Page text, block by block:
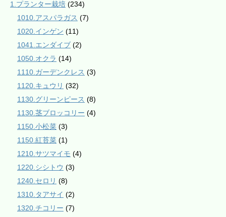
1.プランター栽培 (234)
1010.アスパラガス (7)
1020.インゲン (11)
1041.エンダイブ (2)
1050.オクラ (14)
1110.ガーデンクレス (3)
1120.キュウリ (32)
1130.グリーンピース (8)
1130.茎ブロッコリー (4)
1150.小松菜 (3)
1150.紅苔菜 (1)
1210.サツマイモ (4)
1220.シシトウ (3)
1240.セロリ (8)
1310.タアサイ (2)
1320.チコリー (7)